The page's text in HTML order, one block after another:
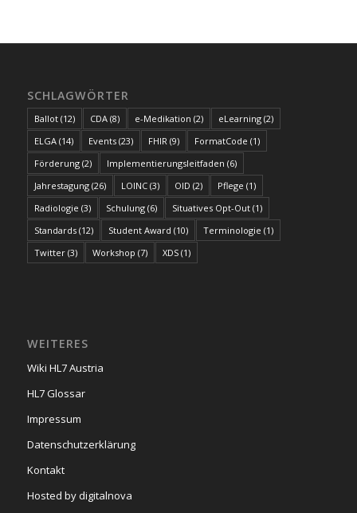
SCHLAGWÖRTER
Ballot(12) CDA(8) e-Medikation (2) eLearning(2)
ELGA(14) Events(23) FHIR(9) FormatCode (1)
Förderung(2) Implementierungsleitfaden (6)
Jahrestagung(26) LOINC(3) OID (2) Pflege (1)
Radiologie (3) Schulung(6) Situatives Opt-Out(1)
Standards(12) Student Award (10) Terminologie (1)
Twitter(3) Workshop (7) XDS(1)
WEITERES
Wiki HL7 Austria
HL7 Glossar
Impressum
Datenschutzerklärung
Kontakt
Hosted by digitalnova